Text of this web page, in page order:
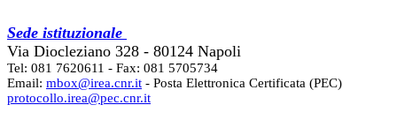
Sede istituzionale
Via Diocleziano 328 - 80124 Napoli
Tel: 081 7620611 - Fax: 081 5705734
Email: mbox@irea.cnr.it - Posta Elettronica Certificata (PEC)
protocollo.irea@pec.cnr.it